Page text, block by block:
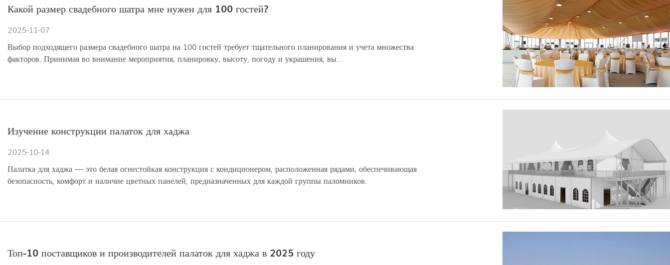
Какой размер свадебного шатра мне нужен для 100 гостей?
2025-11-07
Выбор подходящего размера свадебного шатра на 100 гостей требует тщательного планирования и учета множества
факторов. Принимая во внимание мероприятия, планировку, высоту, погоду и украшения, вы...
Изучение конструкции палаток для хаджа
2025-10-14
Палатка для хаджа — это белая огнестойкая конструкция с кондиционером, расположенная рядами, обеспечивающая
безопасность, комфорт и наличие цветных панелей, предназначенных для каждой группы паломников.
Топ-10 поставщиков и производителей палаток для хаджа в 2025 году